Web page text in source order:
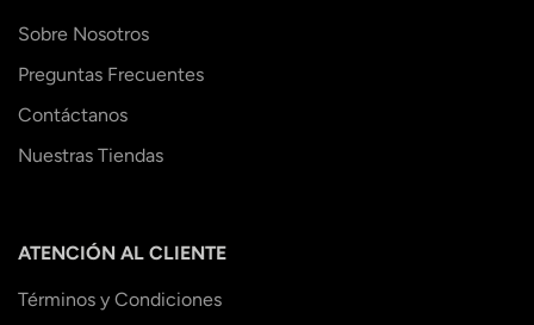
Sobre Nosotros
Preguntas Frecuentes
Contáctanos
Nuestras Tiendas
ATENCIÓN AL CLIENTE
Términos y Condiciones